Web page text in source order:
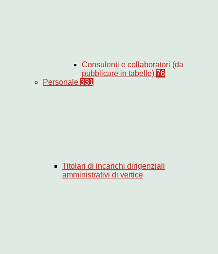
Consulenti e collaboratori (da
pubblicare in tabelle) 76
Personale 331
Titolari di incarichi dirigenziali
amministrativi di vertice